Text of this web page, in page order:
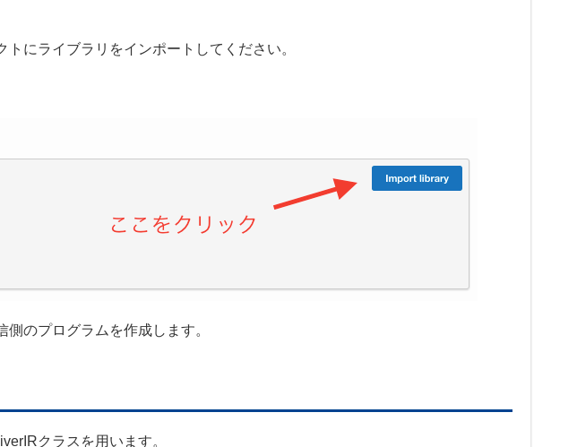
にライブラリをインポートしてください。
のプログラムを作成します。
クラスを用います。